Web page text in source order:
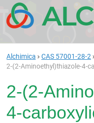
Alchimica
CAS 57001-28-2
2-(2-Aminoethyl)thiazole-4-
2-(2-
4-